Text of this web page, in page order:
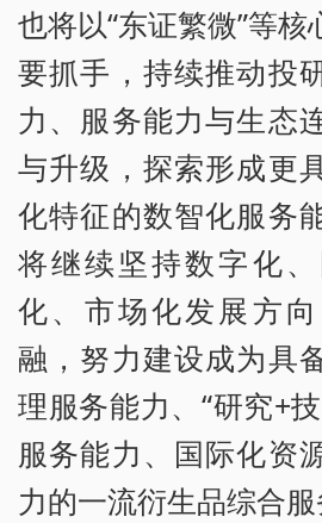
也将以“东证繁微”等
要抓手，持续推动投
力、服务能力与生态
与升级，探索形成更
化特征的数智化服务
将继续坚持数字化
化、市场化发展方
融，努力建设成为具
理服务能力、“研究+
服务能力、国际化资
力的一流衍生品综合服